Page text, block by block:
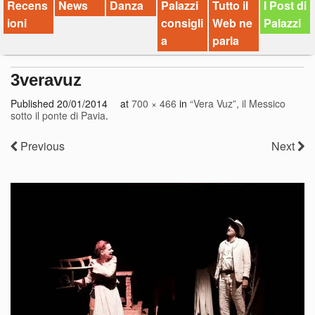
Recens
ioni
News Danza
Palazzi
consigli
a
Tutto il
Web ne
parla
I Post di
Palazzi
3veravuz
Published 20/01/2014 at 700 × 466 in “Vera Vuz”, il Messico
sotto il ponte di Pavia.
Previous Next